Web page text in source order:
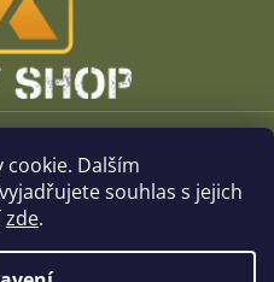
Dalším
souhlas s jejich
zde.